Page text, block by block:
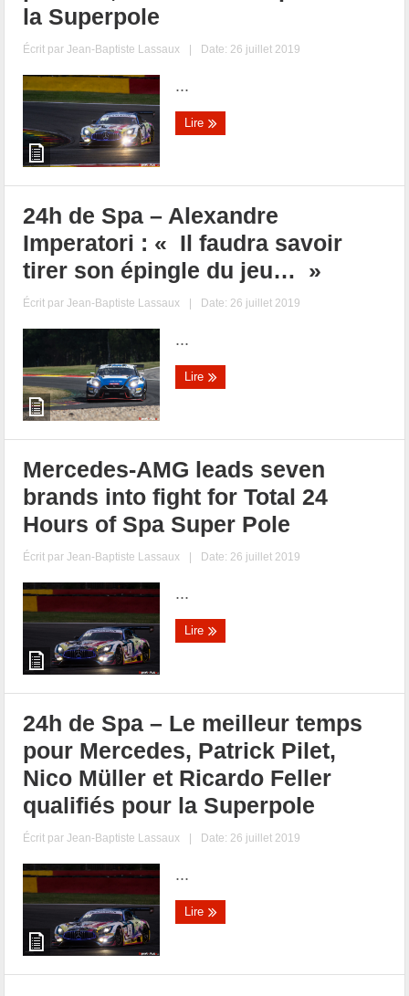
la Superpole
Écrit parJean-Baptiste Lassaux | Date: 26 juillet 2019
...
Lire
24h de Spa – Alexandre
Imperatori : « Il faudra savoir
tirer son épingle du jeu… »
Écrit parJean-Baptiste Lassaux | Date: 26 juillet 2019
...
Lire
Mercedes-AMG leads seven
brands into fight for Total 24
Hours of Spa Super Pole
Écrit parJean-Baptiste Lassaux | Date: 26 juillet 2019
...
Lire
24h de Spa – Le meilleur temps
pour Mercedes, Patrick Pilet,
Nico Müller et Ricardo Feller
qualifiés pour la Superpole
Écrit parJean-Baptiste Lassaux | Date: 26 juillet 2019
...
Lire